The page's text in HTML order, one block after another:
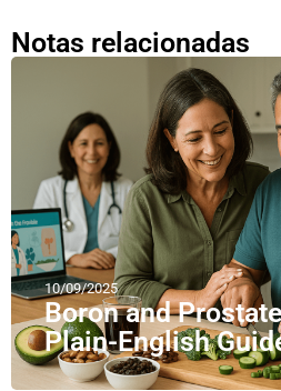
Notas relacionadas
10/09/2025
Boron and
Plain-English